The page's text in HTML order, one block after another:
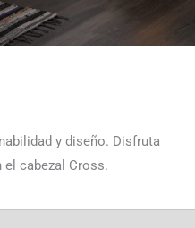
y diseño. Disfruta
cabezal Cross.